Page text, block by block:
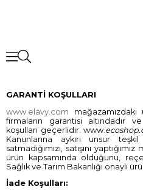
GARANTİ KOŞULLARI
www.elavy.com mağazamızdaki
firmaların garantisi altındadır
koşulları geçerlidir. www.
Kanunlarına aykırı unsur
satmadığımızı, satışını
ürün kapsamında olduğunu,
Sağlık ve Tarım Bakanlığı onaylı
İade Koşulları: